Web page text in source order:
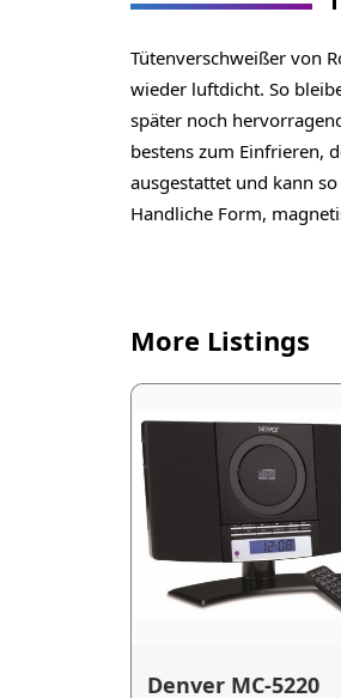
Tütenverschweißer von
wieder luftdicht. So
später noch
bestens zum Einfrieren,
ausgestattet und kann
Handliche Form,
More Listings
Denver MC-5220